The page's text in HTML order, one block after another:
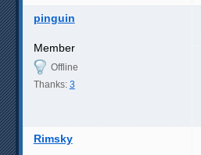
pinguin
Member
Offline
Thanks: 3
Rimsky